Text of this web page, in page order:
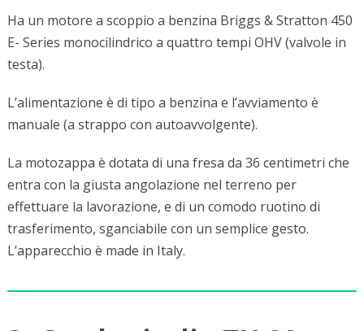
Ha un motore a scoppio a benzina Briggs & Stratton 450
E- Series monocilindrico a quattro tempi OHV (valvole in
testa).
L’alimentazione è di tipo a benzina e l’avviamento è
manuale (a strappo con autoavvolgente).
La motozappa è dotata di una fresa da 36 centimetri che
entra con la giusta angolazione nel terreno per
effettuare la lavorazione, e di un comodo ruotino di
trasferimento, sganciabile con un semplice gesto.
L’apparecchio è made in Italy.